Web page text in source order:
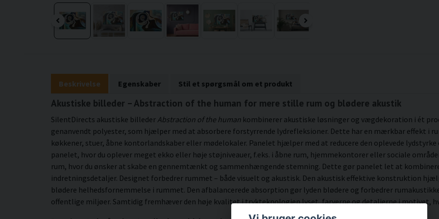
Beskrivelse Egenskaber Stil et spørgsmål om et produkt
Akustiske billeder – Abstraction of the human for mere stille rum og blødere akustik
SilentDirects akustiske billeder Abstraction of the human kombinerer akustiske løsninger og vægdekoration i ét
genanvendt polyester, som hjælper med at absorbere forstyrrende lydrefleksioner. Dette har en mærkbar effekt i
køkkener, stuer, åbne kontorlandskaber eller mødelokaler. Panelet hjælper med at reducere den oplevede
panelet, hvor du oplever meget ekko eller høje støjniveauer, f.eks. i åbne rum, hjemmekontorer eller sociale
rum, hvor du ønsker at skabe en gennemtænkt og sammenhængende stemning. Dette gør panelet let at
indretningsdetaljer. Designet forbedrer rummet – både visuelt og akustisk. Den akustisk effektive konstruktion
blødere helhedsfornemmelse i rummet. Den afbalancerede absorption gør lyden blødere og forbedrer
offentlige miljøer. Samtidig fremhæver den høje kvalitet i trykteknologien lyset, farverne og detaljerne i motivet,